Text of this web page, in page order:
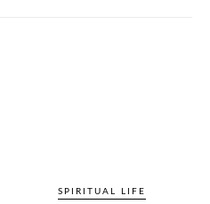
SPIRITUAL LIFE